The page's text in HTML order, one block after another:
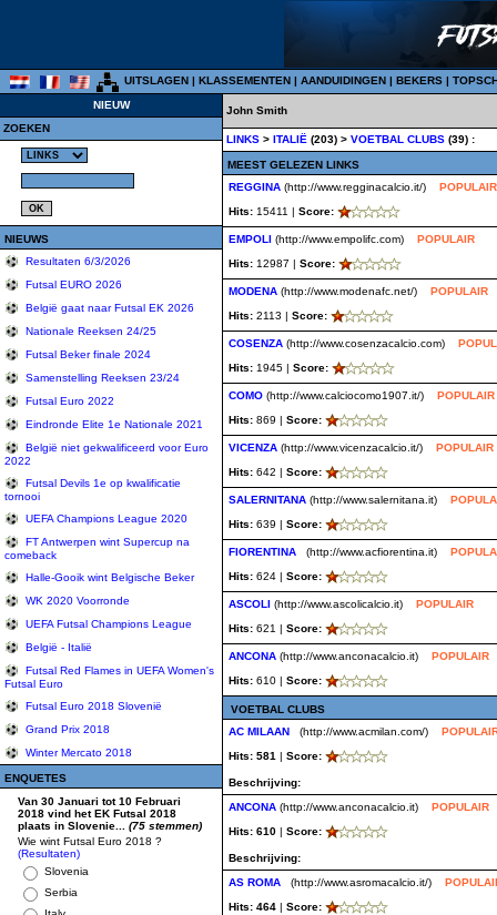
UITSLAGEN | KLASSEMENTEN | AANDUIDINGEN | BEKERS |
NIEUW
ZOEKEN
NIEUWS
Resultaten 6/3/2026
Futsal EURO 2026
België gaat naar Futsal EK 2026
Nationale Reeksen 24/25
Futsal Beker finale 2024
Samenstelling Reeksen 23/24
Futsal Euro 2022
Eindronde Elite 1e Nationale 2021
België niet gekwalificeerd voor Euro
2022
Futsal Devils 1e op kwalificatie
tornooi
UEFA Champions League 2020
FT Antwerpen wint Supercup na
comeback
Halle-Gooik wint Belgische Beker
WK 2020 Voorronde
UEFA Futsal Champions League
België - Italië
Futsal Red Flames in UEFA Women's
Futsal Euro
Futsal Euro 2018 Slovenië
Grand Prix 2018
Winter Mercato 2018
ENQUETES
Van 30 Januari tot 10 Februari
2018 vind het EK Futsal 2018
plaats in Slovenie... (75 stemmen)
Wie wint Futsal Euro 2018 ?
(Resultaten)
Slovenia
Serbia
John Smith
LINKS > ITALIË (203) > VOETBAL CLUBS (39) :
MEEST GELEZEN LINKS
REGGINA (http://www.regginacalcio.it/)
POPULAIR
Hits: 15411 | Score:
EMPOLI (http://www.empolifc.com)
POPULAIR
Hits: 12987 | Score:
MODENA (http://www.modenafc.net/)
POPULAIR
Hits: 2113 | Score:
COSENZA (http://www.cosenzacalcio.com)
Hits: 1945 | Score:
COMO (http://www.calciocomo1907.it/)
POPULAIR
Hits: 869 | Score:
VICENZA (http://www.vicenzacalcio.it/)
POPULAIR
Hits: 642 | Score:
SALERNITANA (http://www.salernitana.it)
Hits: 639 | Score:
FIORENTINA (http://www.acfiorentina.it)
Hits: 624 | Score:
ASCOLI (http://www.ascolicalcio.it)
POPULAIR
Hits: 621 | Score:
ANCONA (http://www.anconacalcio.it)
POPULAIR
Hits: 610 | Score:
VOETBAL CLUBS
AC MILAAN
(http://www.acmilan.com/)
Hits: 581 | Score:
Beschrijving:
ANCONA (http://www.anconacalcio.it)
POPULAIR
Hits: 610 | Score:
Beschrijving:
AS ROMA
(http://www.asromacalcio.it/)
Hits: 464 | Score: